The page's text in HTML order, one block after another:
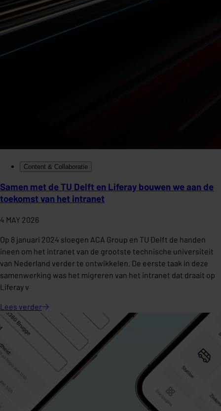
Content & Collaboratie
Samen met de TU Delft en Liferay bouwen we aan de
toekomst van het intranet
4 MAY 2026
Op 8 januari 2024 sloegen ACA Group en TU Delft de handen
ineen om het intranet van de grootste technische universiteit
van Nederland verder te ontwikkelen. De eerste taak in deze
samenwerking was het migreren van het intranet dat draait op
Liferay v
Lees verder